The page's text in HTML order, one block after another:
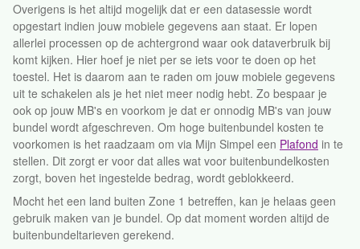
Overigens is het altijd mogelijk dat er een datasessie wordt
opgestart indien jouw mobiele gegevens aan staat. Er lopen
allerlei processen op de achtergrond waar ook dataverbruik bij
komt kijken. Hier hoef je niet per se iets voor te doen op het
toestel. Het is daarom aan te raden om jouw mobiele gegevens
uit te schakelen als je het niet meer nodig hebt. Zo bespaar je
ook op jouw MB's en voorkom je dat er onnodig MB's van jouw
bundel wordt afgeschreven. Om hoge buitenbundel kosten te
voorkomen is het raadzaam om via Mijn Simpel een Plafond in te
stellen. Dit zorgt er voor dat alles wat voor buitenbundelkosten
zorgt, boven het ingestelde bedrag, wordt geblokkeerd.
Mocht het een land buiten Zone 1 betreffen, kan je helaas geen
gebruik maken van je bundel. Op dat moment worden altijd de
buitenbundeltarieven gerekend.